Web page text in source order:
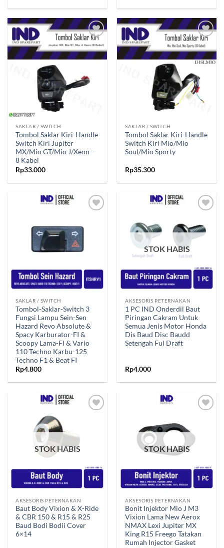
Tambahkan
ke Wishlist
SAKLAR / SWITCH
Tombol Saklar Kiri-Handle
Switch Kiri Jupiter
MX/Mio GT/Mio J/Xeon –
8 Kabel
Rp33.000
Tambahkan
ke Wishlist
SAKLAR / SWITCH
Tombol Saklar Kiri-Handle
Switch Kiri Mio/Mio
Soul/Mio Sporty
Rp35.300
SAKLAR / SWITCH
Tombol-Saklar-Switch 3
Fungsi Lampu Sein-Sen
Hazard Revo Absolute &
Spacy Karburator-FI &
Scoopy Lama-FI & Vario
110 Techno Karbu-125
Techno F1 & Beat FI
Rp4.800
ke Wishlist
STOK HABIS
AKSESORIS PETERNAKAN
1 PC IND Onderdil Baut
Piringan Cakram Untuk
Semua Jenis Motor Honda
Dis Baud Disc Baudd
Setengah Ful Draft
Rp4.000
STOK HABIS
AKSESORIS PETERNAKAN
Baut Body Vixion & X-Ride
& CBR 150 & R15 & R25
Baud Bodi Bodii Cover
6×14
ke Wishlist
STOK HABIS
AKSESORIS PETERNAKAN
Bonit Injektor Mio J M3
Vixion Lama New Aerox
NMAX Lexi Jupiter MX
King R15 Freego Tatakan
Rumah Injector Gasket